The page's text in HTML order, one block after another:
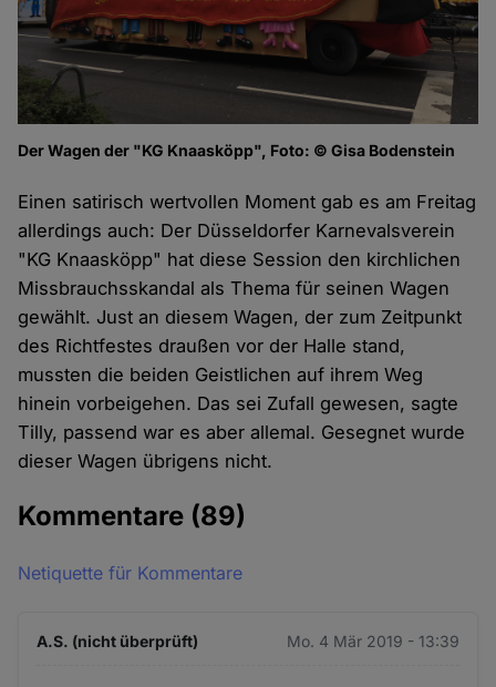
Der Wagen der "KG Knaasköpp", Foto: © Gisa Bodenstein
Einen satirisch wertvollen Moment gab es am Freitag
allerdings auch: Der Düsseldorfer Karnevalsverein
"KG Knaasköpp" hat diese Session den kirchlichen
Missbrauchsskandal als Thema für seinen Wagen
gewählt. Just an diesem Wagen, der zum Zeitpunkt
des Richtfestes draußen vor der Halle stand,
mussten die beiden Geistlichen auf ihrem Weg
hinein vorbeigehen. Das sei Zufall gewesen, sagte
Tilly, passend war es aber allemal. Gesegnet wurde
dieser Wagen übrigens nicht.
Kommentare (89)
Netiquette für Kommentare
A.S. (nicht überprüft) Mo. 4 Mär 2019 - 13:39